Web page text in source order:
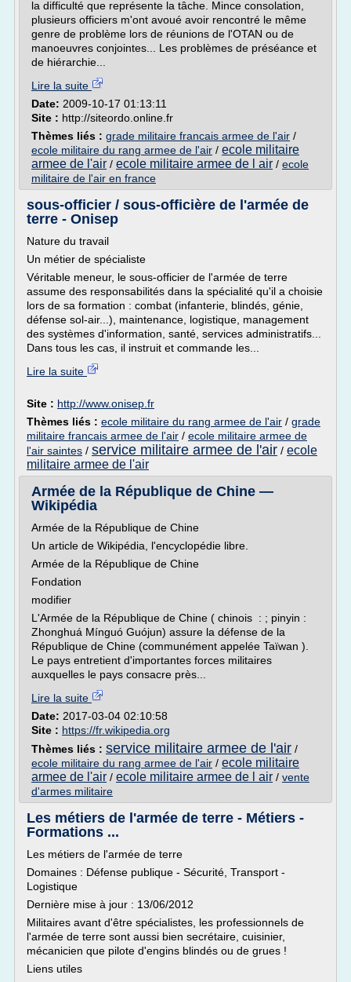
la difficulté que représente la tâche. Mince consolation,
plusieurs officiers m'ont avoué avoir rencontré le même
genre de problème lors de réunions de l'OTAN ou de
manoeuvres conjointes... Les problèmes de préséance et
de hiérarchie...
Lire la suite
Date: 2009-10-17 01:13:11
Site : http://siteordo.online.fr
Thèmes liés : grade militaire francais armee de l'air /
ecole militaire du rang armee de l'air / ecole militaire
armee de l'air / ecole militaire armee de l air / ecole
militaire de l'air en france
sous-officier / sous-officière de l'armée de
terre - Onisep
Nature du travail
Un métier de spécialiste
Véritable meneur, le sous-officier de l'armée de terre
assume des responsabilités dans la spécialité qu'il a choisie
lors de sa formation : combat (infanterie, blindés, génie,
défense sol-air...), maintenance, logistique, management
des systèmes d'information, santé, services administratifs...
Dans tous les cas, il instruit et commande les...
Lire la suite
Site : http://www.onisep.fr
Thèmes liés : ecole militaire du rang armee de l'air / grade
militaire francais armee de l'air / ecole militaire armee de
l'air saintes / service militaire armee de l'air / ecole
militaire armee de l'air
Armée de la République de Chine —
Wikipédia
Armée de la République de Chine
Un article de Wikipédia, l'encyclopédie libre.
Armée de la République de Chine
Fondation
modifier
L'Armée de la République de Chine ( chinois : ; pinyin :
Zhonghuá Mínguó Guójun) assure la défense de la
République de Chine (communément appelée Taïwan ).
Le pays entretient d'importantes forces militaires
auxquelles le pays consacre près...
Lire la suite
Date: 2017-03-04 02:10:58
Site : https://fr.wikipedia.org
Thèmes liés : service militaire armee de l'air /
ecole militaire du rang armee de l'air / ecole militaire
armee de l'air / ecole militaire armee de l air / vente
d'armes militaire
Les métiers de l'armée de terre - Métiers -
Formations ...
Les métiers de l'armée de terre
Domaines : Défense publique - Sécurité, Transport -
Logistique
Dernière mise à jour : 13/06/2012
Militaires avant d'être spécialistes, les professionnels de
l'armée de terre sont aussi bien secrétaire, cuisinier,
mécanicien que pilote d'engins blindés ou de grues !
Liens utiles